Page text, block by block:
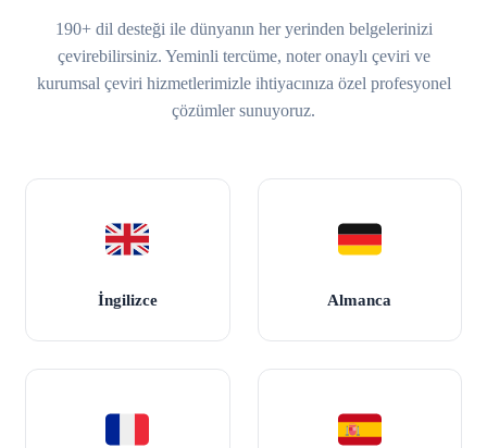
190+ dil desteği ile dünyanın her yerinden belgelerinizi
çevirebilirsiniz. Yeminli tercüme, noter onaylı çeviri ve
kurumsal çeviri hizmetlerimizle ihtiyacınıza özel profesyonel
çözümler sunuyoruz.
İngilizce Almanca